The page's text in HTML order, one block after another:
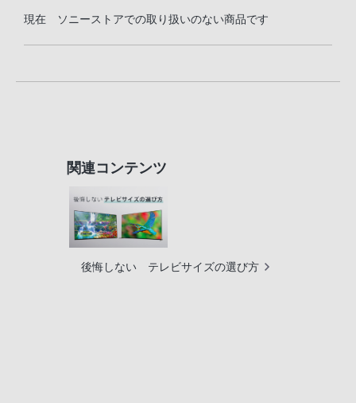
現在 ソニーストアでの取り扱いのない商品です
関連コンテンツ
後悔しない テレビサイズの選び方